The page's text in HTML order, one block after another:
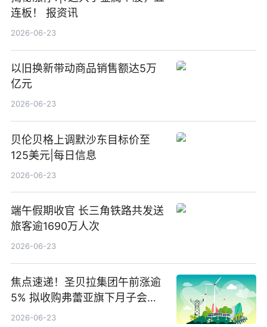
连板！ 报资讯
2026-06-23
以旧换新带动商品销售额达5万
亿元
2026-06-23
贝伦贝格上调默沙东目标价至
125美元|每日信息
2026-06-23
端午假期收官 长三角铁路共发送
旅客逾1690万人次
2026-06-23
焦点速递！圣贝拉集团午前涨逾
5% 拟收购弗蕾亚旗下月子会所
业务少数股权
2026-06-23